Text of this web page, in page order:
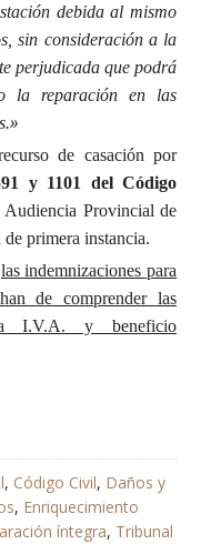
debida al mismo
sin consideración a la
perjudicada que podrá
la reparación en las
»
de casación por
y 1101 del Código
Audiencia Provincial de
primera instancia.
las indemnizaciones para
de comprender las
a I.V.A. y beneficio
, Código Civil, Daños y
, Enriquecimiento
íntegra, Tribunal